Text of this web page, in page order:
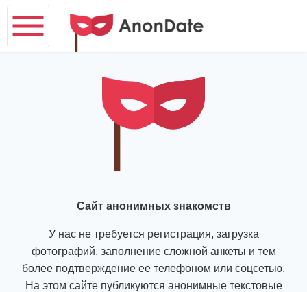
Сайт анонимных знакомств
У нас не требуется регистрация, загрузка
фотографий, заполнение сложной анкеты и тем
более подтверждение ее телефоном или соцсетью.
На этом сайте публикуются анонимные текстовые